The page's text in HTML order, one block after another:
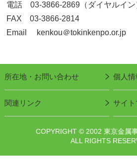
電話 03-3866-2869（ダイヤルイン
FAX 03-3866-2814
Email kenkou＠tokinkenpo.or.jp
所在地・お問い合わせ 個人
関連リンク サイ
COPYRIGHT © 2002 東京金属
ALL RIGHTS